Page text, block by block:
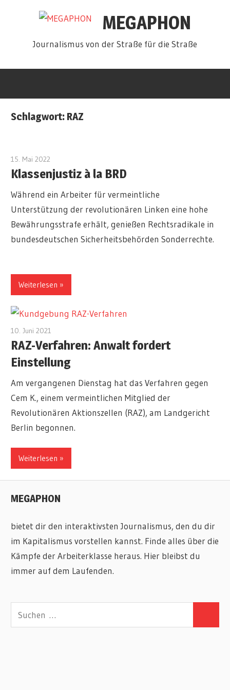
MEGAPHON
Journalismus von der Straße für die Straße
Schlagwort: RAZ
15. Mai 2022
Klassenjustiz à la BRD
Während ein Arbeiter für vermeintliche
Unterstützung der revolutionären Linken eine hohe
Bewährungsstrafe erhält, genießen Rechtsradikale in
bundesdeutschen Sicherheitsbehörden Sonderrechte.
Weiterlesen
10. Juni 2021
RAZ-Verfahren: Anwalt fordert
Einstellung
Am vergangenen Dienstag hat das Verfahren gegen
Cem K., einem vermeintlichen Mitglied der
Revolutionären Aktionszellen (RAZ), am Landgericht
Berlin begonnen.
Weiterlesen
MEGAPHON
bietet dir den interaktivsten Journalismus, den du dir
im Kapitalismus vorstellen kannst. Finde alles über die
Kämpfe der Arbeiterklasse heraus. Hier bleibst du
immer auf dem Laufenden.